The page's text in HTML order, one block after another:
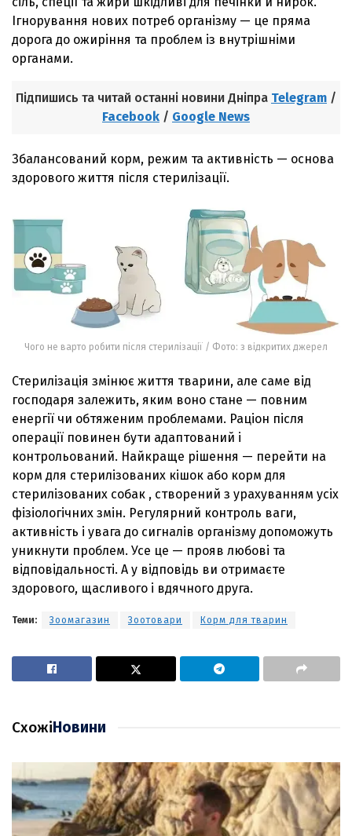
Ігнорування нових потреб організму — це пряма
дорога до ожиріння та проблем із внутрішніми
органами.
Підпишись та читай останні новини Дніпра Telegram /
Facebook / Google News
Збалансований корм, режим та активність — основа
здорового життя після стерилізації.
Чого не варто робити після стерилізації / Фото: з відкритих джерел
Стерилізація змінює життя тварини, але саме від
господаря залежить, яким воно стане — повним
енергії чи обтяженим проблемами. Раціон після
операції повинен бути адаптований і
контрольований. Найкраще рішення — перейти на
корм для стерилізованих кішок або корм для
стерилізованих собак , створений з урахуванням усіх
фізіологічних змін. Регулярний контроль ваги,
активність і увага до сигналів організму допоможуть
уникнути проблем. Усе це — прояв любові та
відповідальності. А у відповідь ви отримаєте
здорового, щасливого і вдячного друга.
Теми: Зоомагазин Зоотовари Корм для тварин
СхожіНовини